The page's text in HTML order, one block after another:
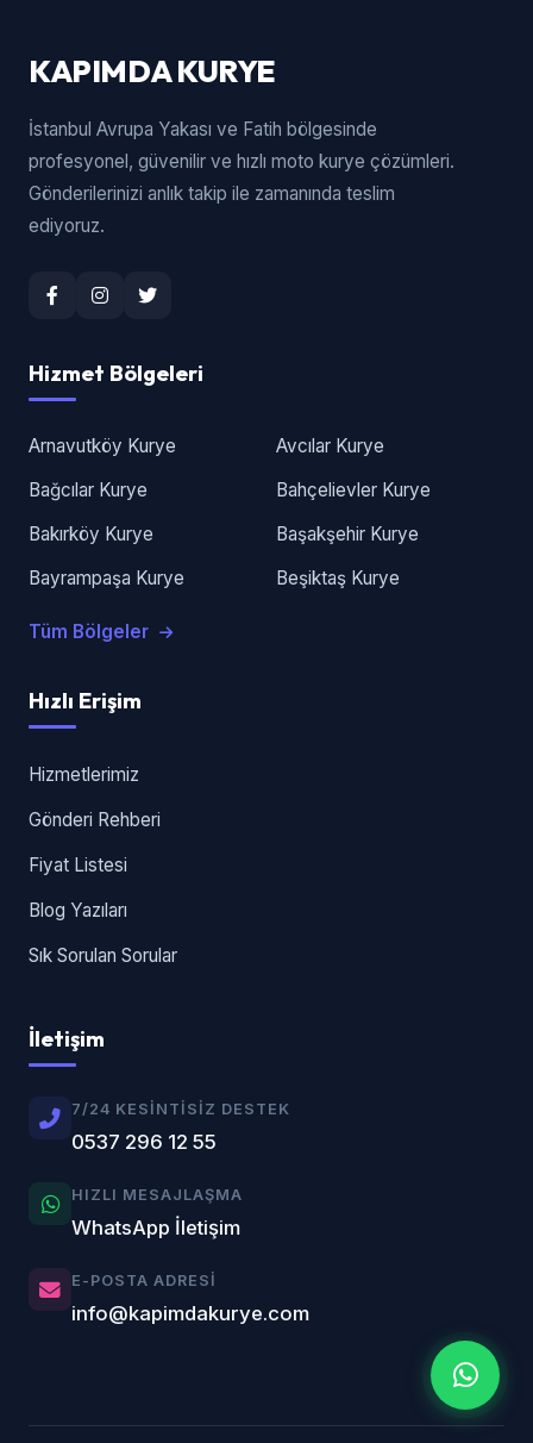
KAPIMDA KURYE
İstanbul Avrupa Yakası ve Fatih bölgesinde
profesyonel, güvenilir ve hızlı moto kurye çözümleri.
Gönderilerinizi anlık takip ile zamanında teslim
ediyoruz.
Hizmet Bölgeleri
Arnavutköy Kurye
Avcılar Kurye
Bağcılar Kurye
Bahçelievler Kurye
Bakırköy Kurye
Başakşehir Kurye
Bayrampaşa Kurye
Beşiktaş Kurye
Tüm Bölgeler
Hızlı Erişim
Hizmetlerimiz
Gönderi Rehberi
Fiyat Listesi
Blog Yazıları
Sık Sorulan Sorular
İletişim
7/24 KESINTISIZ DESTEK
0537 296 12 55
HIZLI MESAJLAŞMA
WhatsApp İletişim
E-POSTA ADRESI
info@kapimdakurye.com